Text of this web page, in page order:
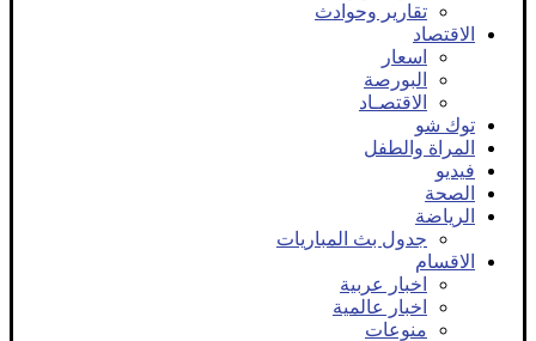
تقارير وحوادث
الاقتصاد
اسعار
البورصة
الاقتصـاد
توك شو
المراة والطفل
فيديو
الصحة
الرياضة
جدول بث المباريات
الاقسام
اخبار عربية
اخبار عالمية
منوعات